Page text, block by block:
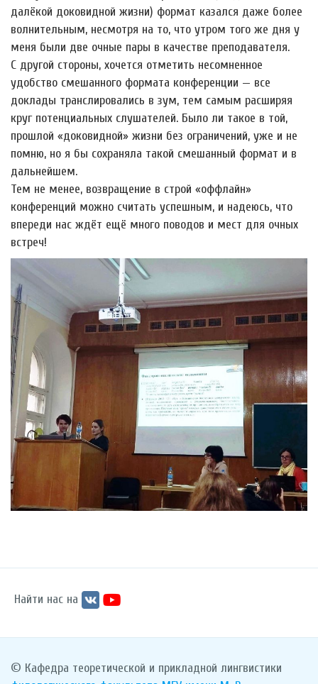
далёкой доковидной жизни) формат казался даже более
волнительным, несмотря на то, что утром того же дня у
меня были две очные пары в качестве преподавателя.
С другой стороны, хочется отметить несомненное
удобство смешанного формата конференции — все
доклады транслировались в зум, тем самым расширяя
круг потенциальных слушателей. Было ли такое в той,
прошлой «доковидной» жизни без ограничений, уже и не
помню, но я бы сохраняла такой смешанный формат и в
дальнейшем.
Тем не менее, возвращение в строй «оффлайн»
конференций можно считать успешным, и надеюсь, что
впереди нас ждёт ещё много поводов и мест для очных
встреч!
Найти нас на
© Кафедра теоретической и прикладной лингвистики